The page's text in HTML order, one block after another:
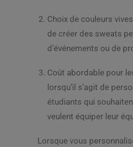
Choix de couleurs
de créer des sweats
d’événements ou de
Coût abordable pour
lorsqu’il s’agit de
étudiants qui
veulent équiper leur
Lorsque vous